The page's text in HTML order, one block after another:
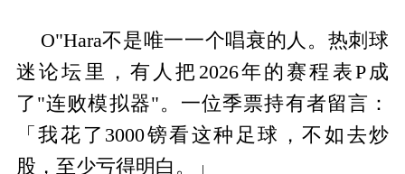
O"Hara不是唯一一个唱衰的人。热刺球
迷论坛里，有人把2026年的赛程表P成
了"连败模拟器"。一位季票持有者留言：
「我花了3000镑看这种足球，不如去炒
股，至少亏得明白。」